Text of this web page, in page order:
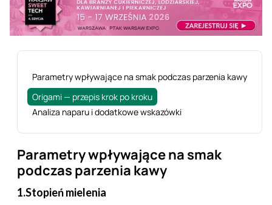
Parametry wpływające na smak podczas parzenia kawy
Origami — przepis krok po kroku
Analiza naparu i dodatkowe wskazówki
Parametry wpływające na smak
podczas parzenia kawy
1.Stopień mielenia